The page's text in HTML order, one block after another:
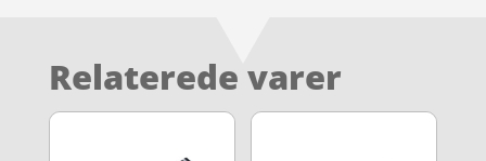
Relaterede varer